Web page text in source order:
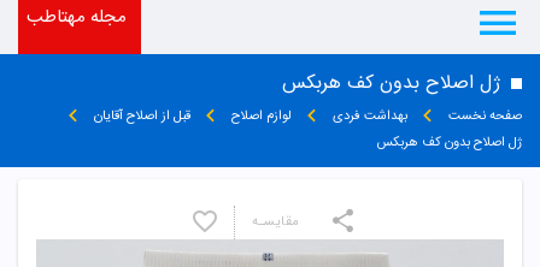
مجله مهتاطب
ژل اصلاح بدون کف هربکس
صفحه نخست بهداشت فردی لوازم اصلاح
قبل از اصلاح آقایان
ژل اصلاح بدون کف هربکس
مقایسـه